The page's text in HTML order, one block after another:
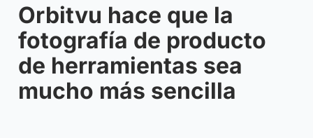
Orbitvu hace que la
fotografía de producto
de herramientas sea
mucho más sencilla